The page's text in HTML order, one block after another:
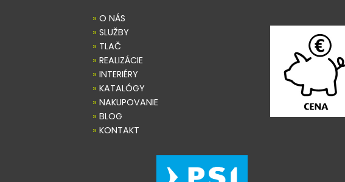
» O NÁS
» SLUŽBY
» TLAČ
» REALIZÁCIE
» INTERIÉRY
» KATALÓGY
» NAKUPOVANIE
» BLOG
» KONTAKT